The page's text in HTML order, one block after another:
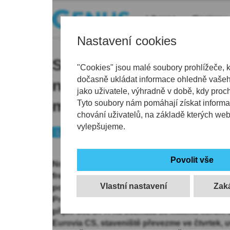
Nastavení cookies
"Cookies" jsou malé soubory prohlížeče,
dočasně ukládat informace ohledně
jako uživatele, výhradně v době, kdy
Tyto soubory nám pomáhají získat
chování uživatelů, na základě kterých
vylepšujeme.
Vlastní nastavení
Liberec Regiony
Silnice I/13 u Bílého
nové oplocení za 35
most pro zvěř
Doprava
Liberecko
Nové oplocení a speciální most pro zvěř
frekventované silnici I/13 u Bílého Kostela
pohledu kolizí se zvěří patří k nejrizikovějším
Projekt, který počítá s oplocením úseku
přijde bez DPH na bezmála 35 milionů korun.
Eurovia CS, staveniště převezme ve čtvrtek,